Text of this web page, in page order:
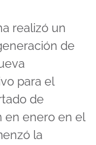
realizó un
de
para el
de
en enero en el
la